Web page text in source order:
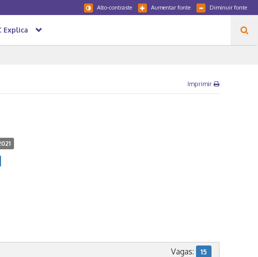
Diminuir fonte
Aumentar fonte
Alto-contraste
Explica
Imprimir
Vagas: 15